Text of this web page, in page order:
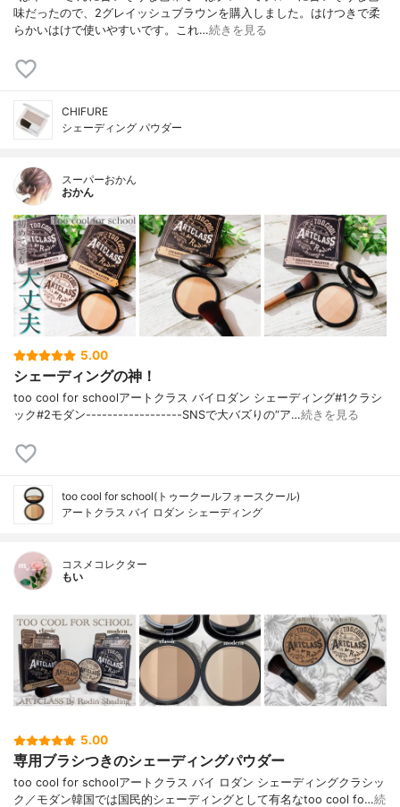
味だったので、2グレイッシュブラウンを購入しました。はけつきで柔
らかいはけで使いやすいです。これ…続きを見る
CHIFURE
シェーディング パウダー
スーパーおかん
おかん
5.00
シェーディングの神！
too cool for schoolアートクラス バイロダン シェーディング#1クラシ
ック#2モダン------------------SNSで大バズりの“ア…続きを見る
too cool for school(トゥークールフォースクール)
アートクラス バイ ロダン シェーディング
コスメコレクター
もい
5.00
専用ブラシつきのシェーディングパウダー
too cool for schoolアートクラス バイ ロダン シェーディングクラシッ
ク／モダン韓国では国民的シェーディングとして有名なtoo cool fo…続